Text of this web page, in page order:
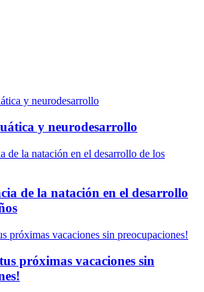
y neurodesarrollo
de la natación en el desarrollo
próximas vacaciones sin